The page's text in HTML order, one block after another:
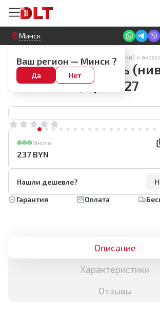
Круглосуточный! Прием заявок на сайте
Минск
Ваш регион — Минск ?
Да Нет
Лазерные нивелиры (лазерные уровни) и
Лазерный уровень
DLT EK-300, арт.5127
Много
237 BYN
Нашли дешевле?
Гарантия
Оплата
Описание
Характеристики
Отзывы